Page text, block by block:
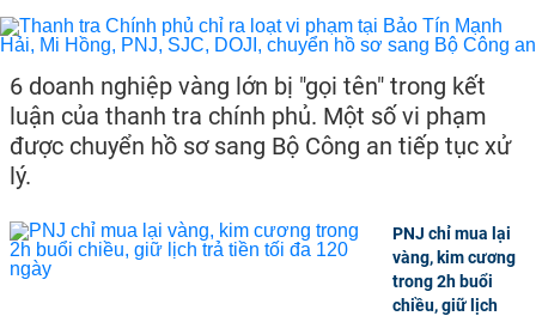
6 doanh nghiệp vàng lớn bị "gọi tên" trong kết
luận của thanh tra chính phủ. Một số vi phạm
được chuyển hồ sơ sang Bộ Công an tiếp tục xử
lý.
PNJ chỉ mua lại
vàng, kim cương
trong 2h buổi
chiều, giữ lịch